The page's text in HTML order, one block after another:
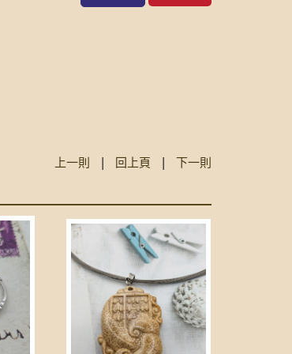
上一則 | 回上頁 | 下一則